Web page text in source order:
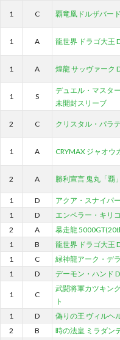
1 C 覇竜凰ドルザバー
1 A 龍世界 ドラゴ大王
1 A 煌龍 サッヴァーク
1 S
デュエル・マスタ
未開封スリーブ
2 C クリスタル・パラ
1 A CRYMAX ジャオウ
2 A 勝利宣言 鬼丸「覇
1
D アクア・スナイパ
1
D エンペラー・キリ
2
A 暴走龍
1
B 龍世界 ドラゴ大王
1
C 緑神龍アーク・デ
1
D デーモン・ハンド
1 C
武闘将軍カツキン
ト
1 D 偽りの王 ヴィルヘ
2
B 時の法皇 ミラダン